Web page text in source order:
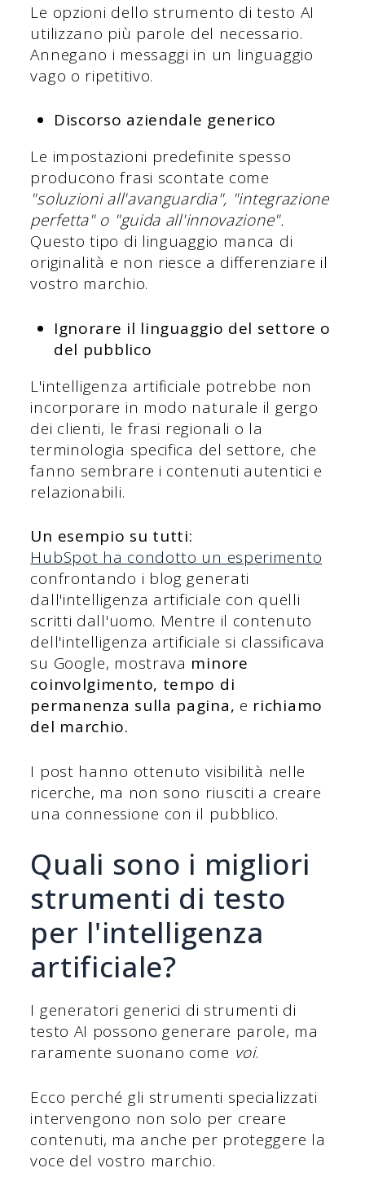
Le opzioni dello strumento di testo AI
utilizzano più parole del necessario.
Annegano i messaggi in un linguaggio
vago o ripetitivo.
Discorso aziendale generico
Le impostazioni predefinite spesso
producono frasi scontate come
"soluzioni all'avanguardia", "integrazione
perfetta" o "guida all'innovazione".
Questo tipo di linguaggio manca di
originalità e non riesce a differenziare il
vostro marchio.
Ignorare il linguaggio del settore o
del pubblico
L'intelligenza artificiale potrebbe non
incorporare in modo naturale il gergo
dei clienti, le frasi regionali o la
terminologia specifica del settore, che
fanno sembrare i contenuti autentici e
relazionabili.
Un esempio su tutti:
HubSpot ha condotto un esperimento
confrontando i blog generati
dall'intelligenza artificiale con quelli
scritti dall'uomo. Mentre il contenuto
dell'intelligenza artificiale si classificava
su Google, mostrava minore
coinvolgimento, tempo di
permanenza sulla pagina, e richiamo
del marchio.
I post hanno ottenuto visibilità nelle
ricerche, ma non sono riusciti a creare
una connessione con il pubblico.
Quali sono i migliori
strumenti di testo
per l'intelligenza
artificiale?
I generatori generici di strumenti di
testo AI possono generare parole, ma
raramente suonano come voi.
Ecco perché gli strumenti specializzati
intervengono non solo per creare
contenuti, ma anche per proteggere la
voce del vostro marchio.